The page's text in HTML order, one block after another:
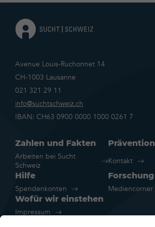
Avenue Louis-Ruchonnet 14
CH-1003 Lausanne
021 321 29 11
info@suchtschweiz.ch
IBAN: CH63 0900 0000 1000 0261 7
Zahlen und Fakten
Arbeiten bei Sucht
Schweiz
Prävention
Kontakt
Hilfe
Spendenkonten
Forschung
Mediencorner
Wofür wir einstehen
Impressum